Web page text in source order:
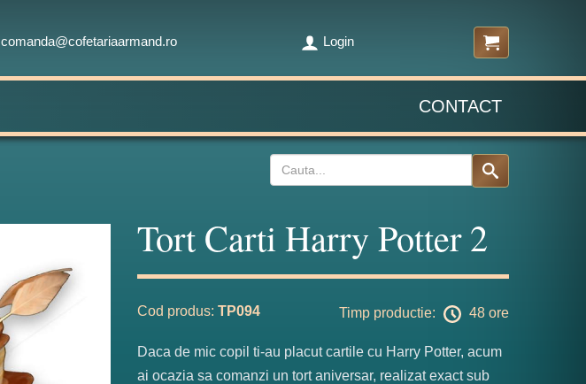
comanda@cofetariaarmand.ro Login
CONTACT
Tort Carti Harry Potter 2
Cod produs: TP094 Timp productie: 48 ore
Daca de mic copil ti-au placut cartile cu Harry Potter, acum
ai ocazia sa comanzi un tort aniversar, realizat exact sub